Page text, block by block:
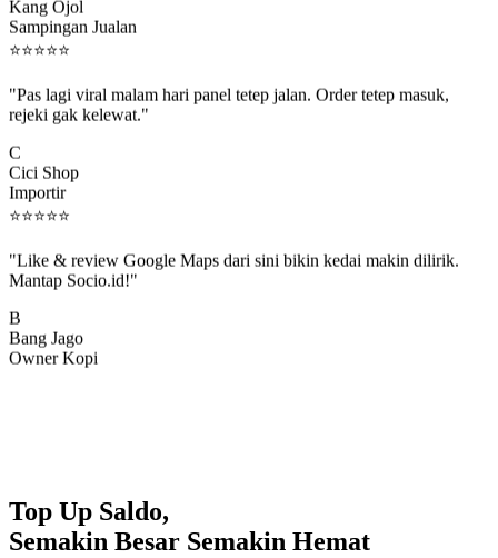
Sampingan Jualan
⭐⭐⭐⭐⭐
rejeki gak kelewat."
Cici Shop
Importir
⭐⭐⭐⭐⭐
Mantap Socio.id!"
Bang Jago
Owner Kopi
Top Up Saldo,
Semakin Besar Semakin Hemat